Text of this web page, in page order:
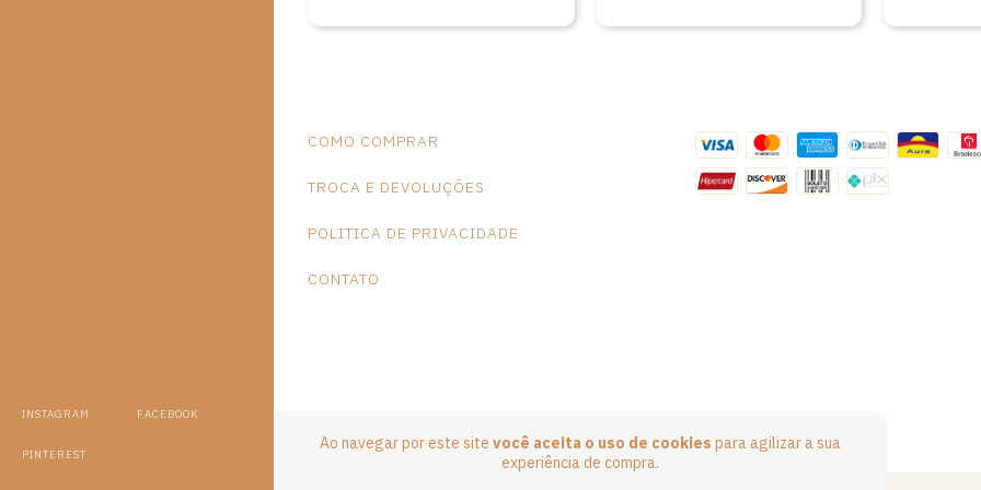
INSTAGRAM FACEBOOK
PINTEREST
Ao navegar por este site você aceita o uso de cookies para agilizar a sua
experiência de compra.
de Arnaldo Lopes
COMO COMPRAR
TROCA E DEVOLUÇÕES
POLITICA DE PRIVACIDADE
CONTATO